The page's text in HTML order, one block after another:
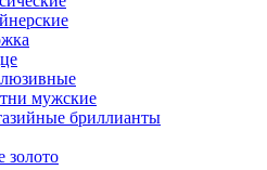
мужские
бриллианты
золото